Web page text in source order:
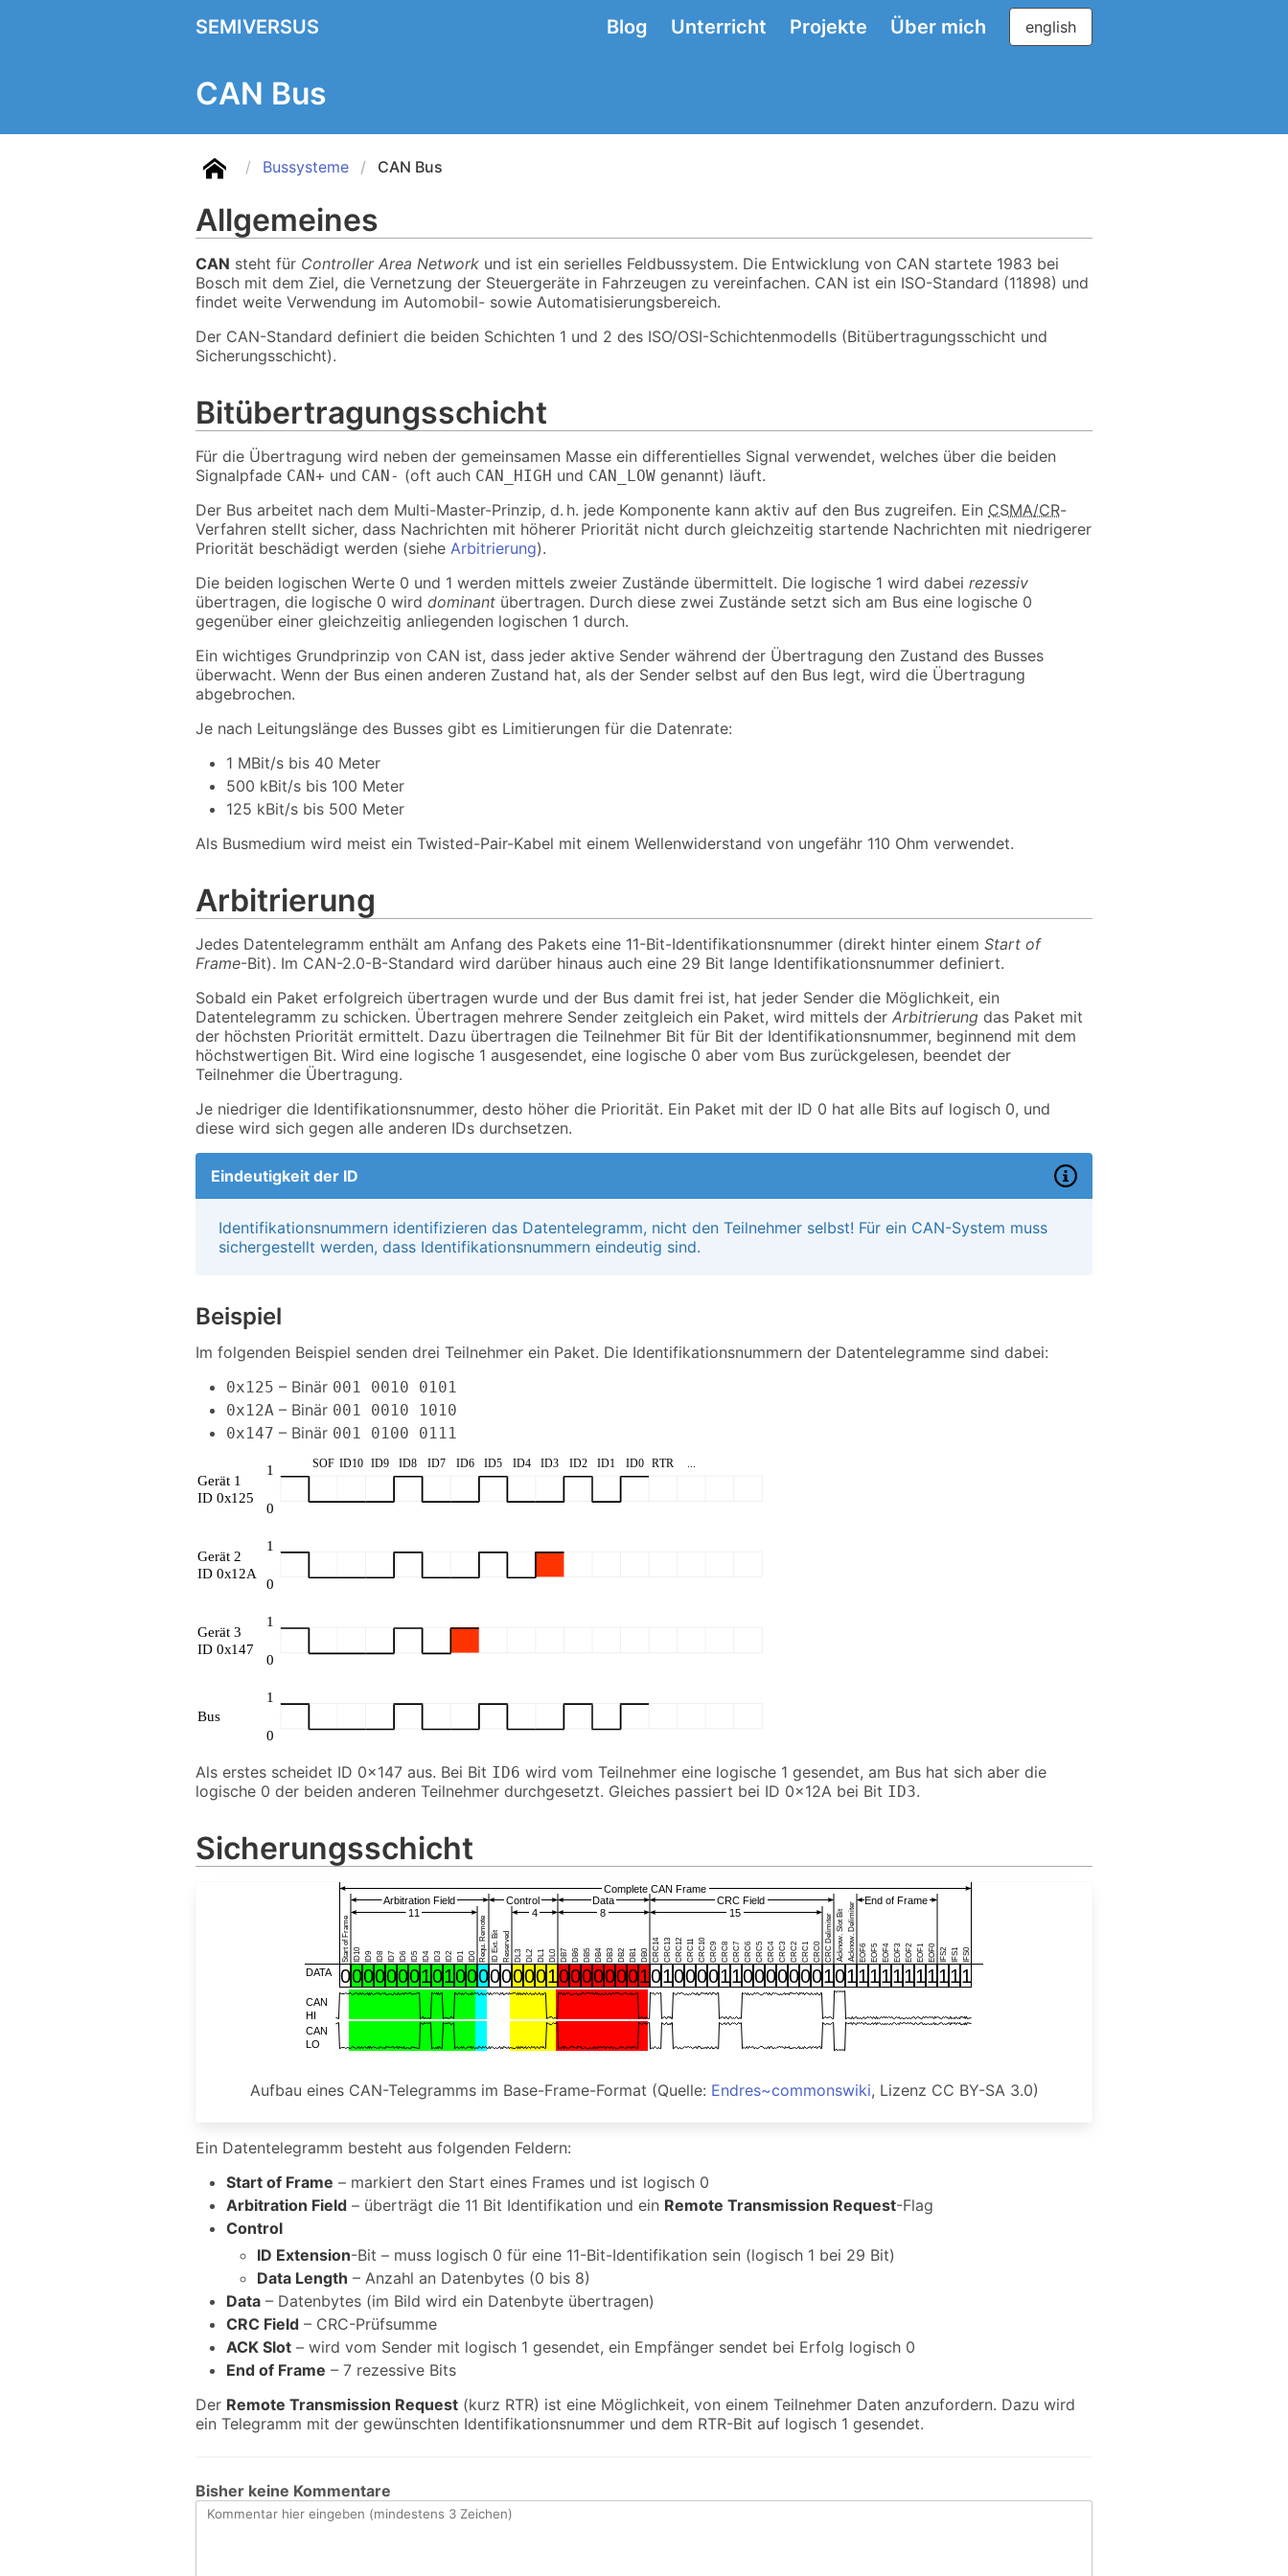
SEMIVERSUS Blog Unterricht Projekte Über mich english
CAN Bus
Bussysteme CAN Bus
Allgemeines
CAN steht für Controller Area Network und ist ein serielles Feldbussystem. Die Entwicklung von CAN startete 1983 bei
Bosch mit dem Ziel, die Vernetzung der Steuergeräte in Fahrzeugen zu vereinfachen. CAN ist ein ISO-Standard (11898) und
findet weite Verwendung im Automobil- sowie Automatisierungsbereich.
Der CAN-Standard definiert die beiden Schichten 1 und 2 des ISO/OSI-Schichtenmodells (Bitübertragungsschicht und
Sicherungsschicht).
Bitübertragungsschicht
Für die Übertragung wird neben der gemeinsamen Masse ein differentielles Signal verwendet, welches über die beiden
Signalpfade CAN+ und CAN- (oft auch CAN_HIGH und CAN_LOW genannt) läuft.
Der Bus arbeitet nach dem Multi-Master-Prinzip, d. h. jede Komponente kann aktiv auf den Bus zugreifen. Ein CSMA/CR-
Verfahren stellt sicher, dass Nachrichten mit höherer Priorität nicht durch gleichzeitig startende Nachrichten mit niedrigerer
Priorität beschädigt werden (siehe Arbitrierung).
Die beiden logischen Werte 0 und 1 werden mittels zweier Zustände übermittelt. Die logische 1 wird dabei rezessiv
übertragen, die logische 0 wird dominant übertragen. Durch diese zwei Zustände setzt sich am Bus eine logische 0
gegenüber einer gleichzeitig anliegenden logischen 1 durch.
Ein wichtiges Grundprinzip von CAN ist, dass jeder aktive Sender während der Übertragung den Zustand des Busses
überwacht. Wenn der Bus einen anderen Zustand hat, als der Sender selbst auf den Bus legt, wird die Übertragung
abgebrochen.
Je nach Leitungslänge des Busses gibt es Limitierungen für die Datenrate:
1 MBit/s bis 40 Meter
500 kBit/s bis 100 Meter
125 kBit/s bis 500 Meter
Als Busmedium wird meist ein Twisted-Pair-Kabel mit einem Wellenwiderstand von ungefähr 110 Ohm verwendet.
Arbitrierung
Jedes Datentelegramm enthält am Anfang des Pakets eine 11-Bit-Identifikationsnummer (direkt hinter einem Start of
Frame-Bit). Im CAN-2.0-B-Standard wird darüber hinaus auch eine 29 Bit lange Identifikationsnummer definiert.
Sobald ein Paket erfolgreich übertragen wurde und der Bus damit frei ist, hat jeder Sender die Möglichkeit, ein
Datentelegramm zu schicken. Übertragen mehrere Sender zeitgleich ein Paket, wird mittels der Arbitrierung das Paket mit
der höchsten Priorität ermittelt. Dazu übertragen die Teilnehmer Bit für Bit der Identifikationsnummer, beginnend mit dem
höchstwertigen Bit. Wird eine logische 1 ausgesendet, eine logische 0 aber vom Bus zurückgelesen, beendet der
Teilnehmer die Übertragung.
Je niedriger die Identifikationsnummer, desto höher die Priorität. Ein Paket mit der ID 0 hat alle Bits auf logisch 0, und
diese wird sich gegen alle anderen IDs durchsetzen.
Eindeutigkeit der ID
Identifikationsnummern identifizieren das Datentelegramm, nicht den Teilnehmer selbst! Für ein CAN-System muss
sichergestellt werden, dass Identifikationsnummern eindeutig sind.
Beispiel
Im folgenden Beispiel senden drei Teilnehmer ein Paket. Die Identifikationsnummern der Datentelegramme sind dabei:
0x125 – Binär 001 0010 0101
0x12A – Binär 001 0010 1010
0x147 – Binär 001 0100 0111
Als erstes scheidet ID 0x147 aus. Bei Bit ID6 wird vom Teilnehmer eine logische 1 gesendet, am Bus hat sich aber die
logische 0 der beiden anderen Teilnehmer durchgesetzt. Gleiches passiert bei ID 0x12A bei Bit ID3.
Sicherungsschicht
Aufbau eines CAN-Telegramms im Base-Frame-Format (Quelle: Endres~commonswiki, Lizenz CC BY-SA 3.0)
Ein Datentelegramm besteht aus folgenden Feldern:
Start of Frame – markiert den Start eines Frames und ist logisch 0
Arbitration Field – überträgt die 11 Bit Identifikation und ein Remote Transmission Request-Flag
Control
ID Extension-Bit – muss logisch 0 für eine 11-Bit-Identifikation sein (logisch 1 bei 29 Bit)
Data Length – Anzahl an Datenbytes (0 bis 8)
Data – Datenbytes (im Bild wird ein Datenbyte übertragen)
CRC Field – CRC-Prüfsumme
ACK Slot – wird vom Sender mit logisch 1 gesendet, ein Empfänger sendet bei Erfolg logisch 0
End of Frame – 7 rezessive Bits
Der Remote Transmission Request (kurz RTR) ist eine Möglichkeit, von einem Teilnehmer Daten anzufordern. Dazu wird
ein Telegramm mit der gewünschten Identifikationsnummer und dem RTR-Bit auf logisch 1 gesendet.
Bisher keine Kommentare